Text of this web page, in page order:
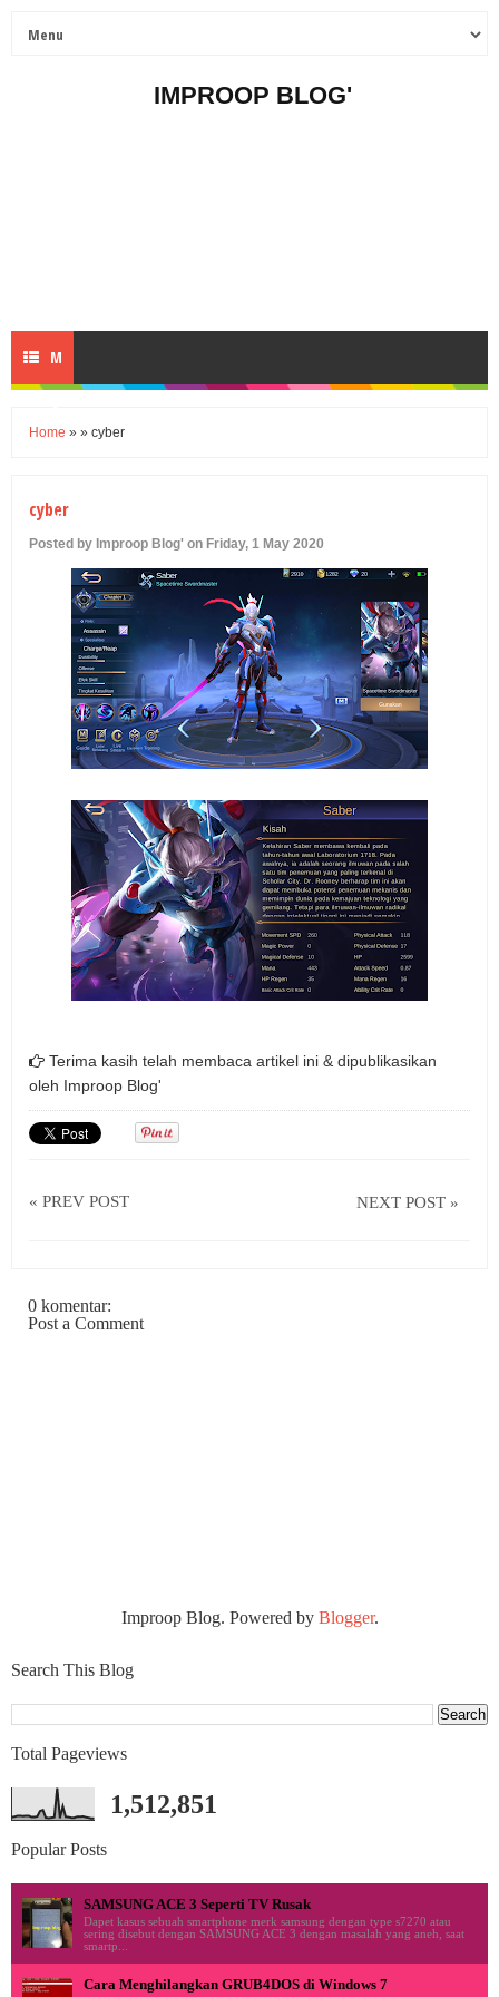
IMPROOP BLOG'
M
U
Home » » cyber
cyber
Posted by Improop Blog' on Friday, 1 May 2020
Terima kasih telah membaca artikel ini & dipublikasikan
oleh Improop Blog'
« PREV POST NEXT POST »
0 komentar:
Post a Comment
Improop Blog. Powered by Blogger.
Search This Blog
Total Pageviews
1,512,851
Popular Posts
SAMSUNG ACE 3 Seperti TV Rusak
Dapet kasus sebuah smartphone merk samsung dengan type s7270 atau
sering disebut dengan SAMSUNG ACE 3 dengan masalah yang aneh, saat
smartp...
Cara Menghilangkan GRUB4DOS di Windows 7